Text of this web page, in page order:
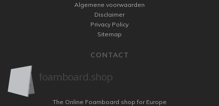
Algemene voorwaarden
Disclaimer
Privacy Policy
Sitemap
CONTACT
The Online Foamboard shop for Europe